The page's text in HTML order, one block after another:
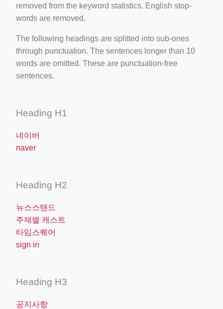
removed from the keyword statistics. English stop-
words are removed.
The following headings are splitted into sub-ones
through punctuation. The sentences longer than 10
words are omitted. These are punctuation-free
sentences.
Heading H1
네이버
naver
Heading H2
뉴스스탠드
주제별 캐스트
타임스퀘어
sign in
Heading H3
공지사항